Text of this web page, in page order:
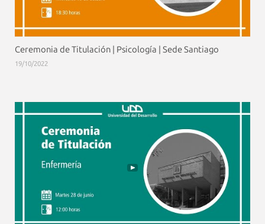
Ceremonia de Titulación | Psicología | Sede Santiago
19/10/2022